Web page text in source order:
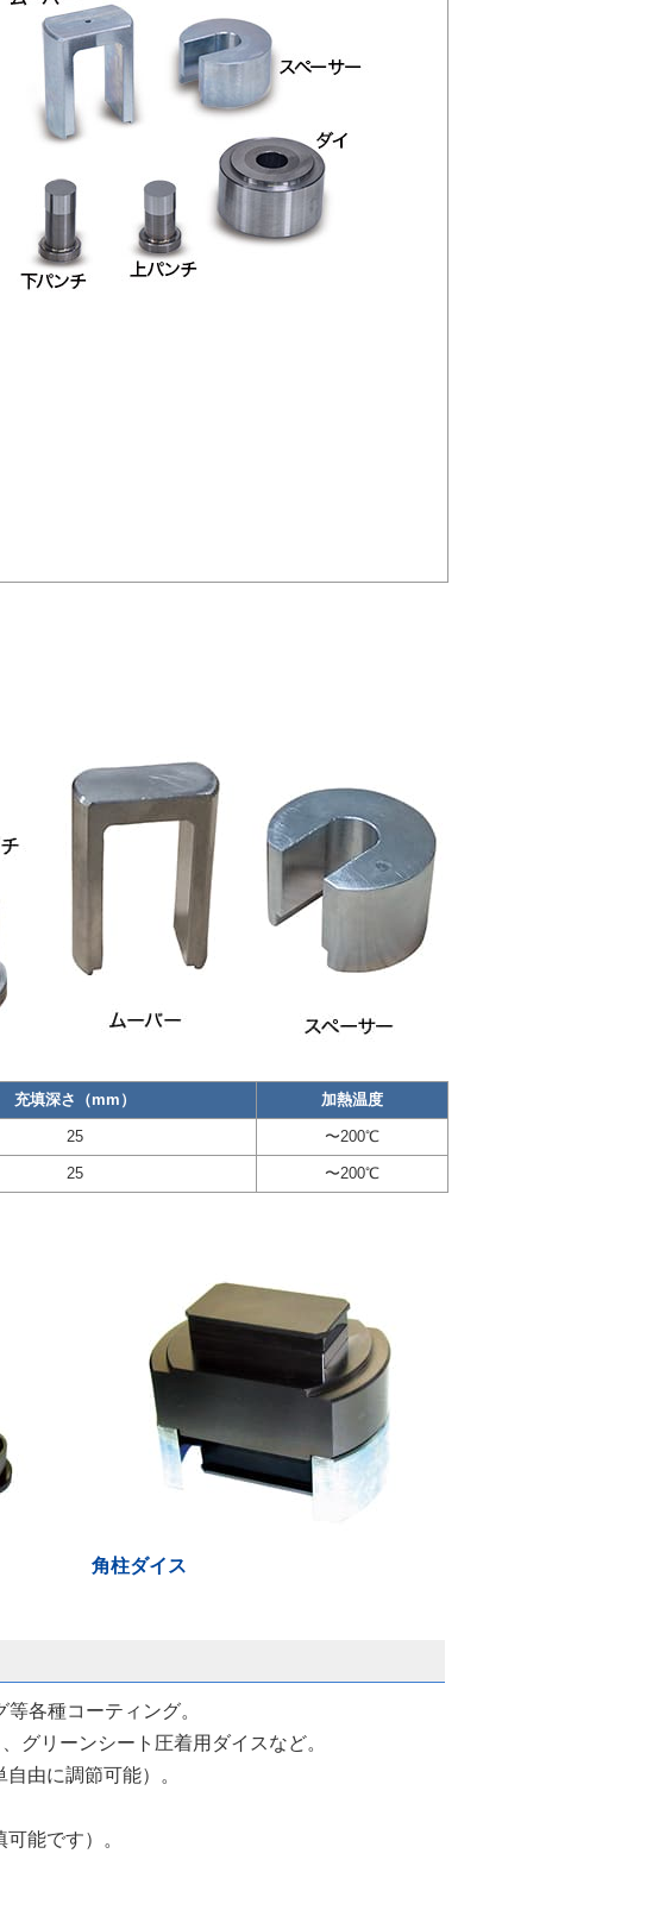
充填深さ（mm） 加熱温度
25 〜200℃
25 〜200℃
角柱ダイス
各種コーティング。
グリーンシート圧着用ダイスなど。
由に調節可能）。
能です）。